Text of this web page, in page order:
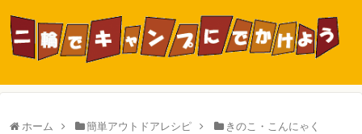
ホーム 簡単アウトドアレシピ きのこ・こんにゃく